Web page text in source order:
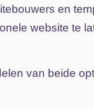
en
website te
van beide